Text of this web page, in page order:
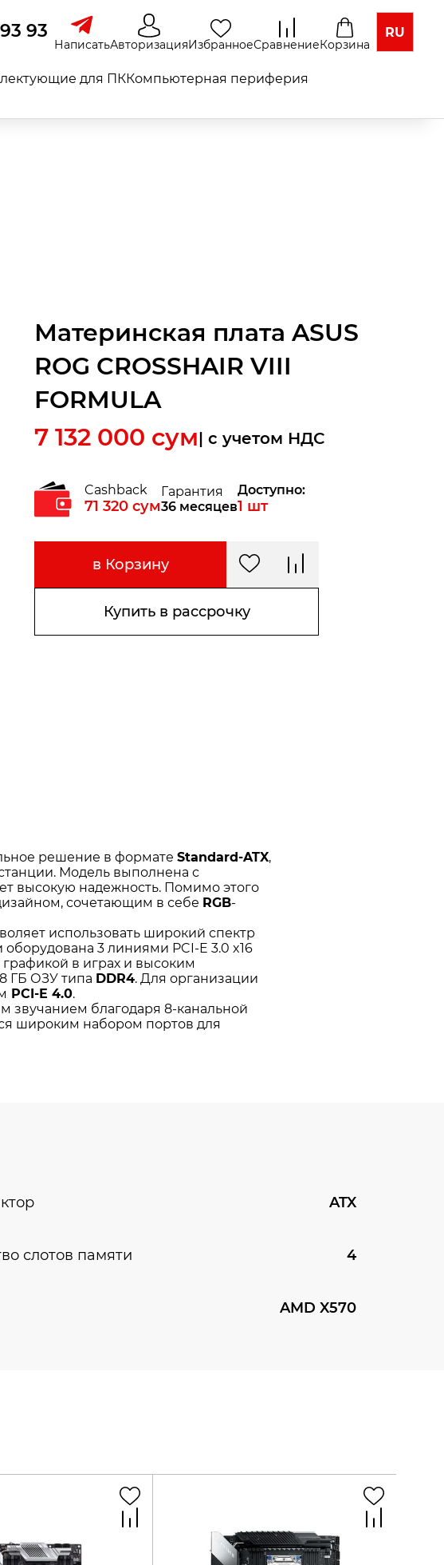
93
НаписатьАвторизацияИзбранноеСравнениеКорзина
RU
для ПККомпьютерная периферия
Материнская плата ASUS
ROG CROSSHAIR VIII
FORMULA
7 132 000 сум| c учетом НДС
Cashback
71 320 сум
Гарантия
36 месяцев
Доступно:
1 шт
в Корзину
Купить в рассрочку
ATX
слотов памяти 4
AMD X570